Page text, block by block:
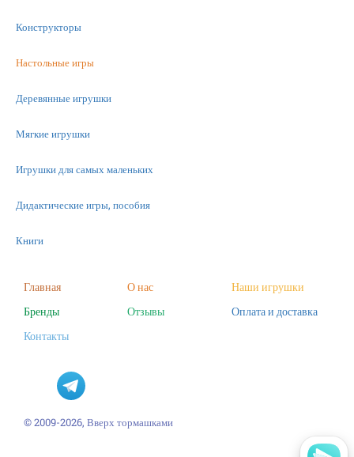
Конструкторы
Настольные игры
Деревянные игрушки
Мягкие игрушки
Игрушки для самых маленьких
Дидактические игры, пособия
Книги
Фигурки
Наборы для творчества
Пазлы
Главная О нас
Наши игрушки
Бренды
Отзывы
Оплата и доставка
Контакты
© 2009-2026, Вверх тормашками